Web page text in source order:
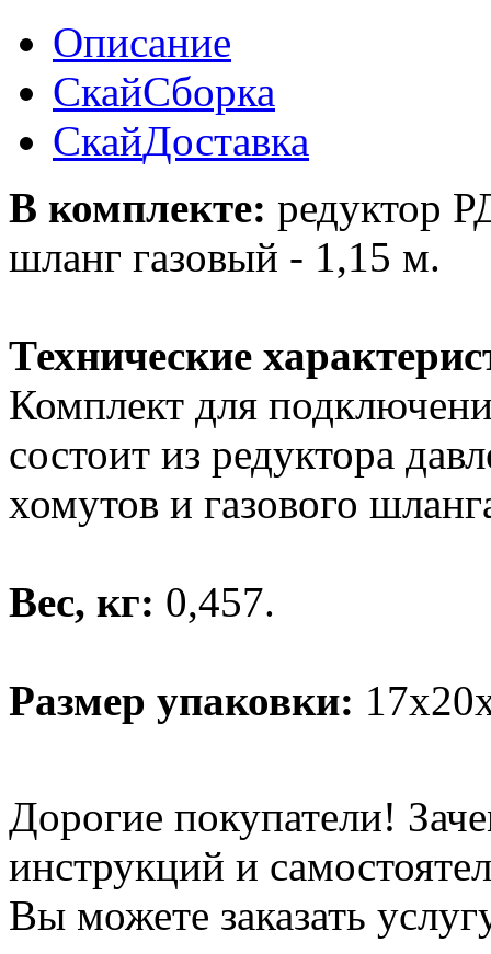
Описание
СкайСборка
СкайДоставка
В комплекте: редуктор
шланг газовый - 1,15 м.
Технические
Комплект для
состоит из редуктора
хомутов и газового
Вес, кг: 0,457.
Размер упаковки:
Дорогие покупатели!
инструкций и
Вы можете заказать